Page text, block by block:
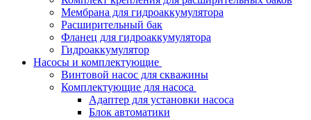
Мембрана для гидроаккумулятора
Расширительный бак
Фланец для гидроаккумулятора
Гидроаккумулятор
Насосы и комплектующие
Винтовой насос для скважины
Комплектующие для насоса
Адаптер для установки насоса
Блок автоматики